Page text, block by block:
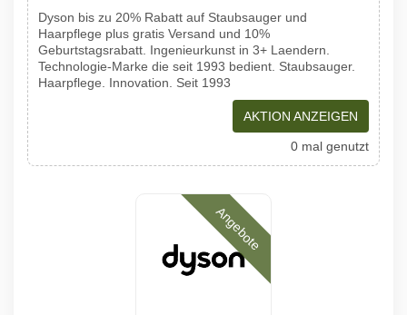
Dyson bis zu 20% Rabatt auf Staubsauger und
Haarpflege plus gratis Versand und 10%
Geburtstagsrabatt. Ingenieurkunst in 3+ Laendern.
Technologie-Marke die seit 1993 bedient. Staubsauger.
Haarpflege. Innovation. Seit 1993
AKTION ANZEIGEN
0 mal genutzt
Angebote